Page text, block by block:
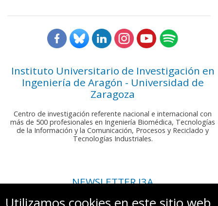
Instituto Universitario de Investigación en
Ingeniería de Aragón - Universidad de
Zaragoza
Centro de investigación referente nacional e internacional con
más de 500 profesionales en Ingeniería Biomédica, Tecnologías
de la Información y la Comunicación, Procesos y Reciclado y
Tecnologías Industriales.
NEWSLETTER I3A
Si deseas recibir nuestro boletín mensual, envíanos un correo a: